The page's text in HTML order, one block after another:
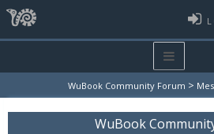
WuBook Community Forum >
WuBook